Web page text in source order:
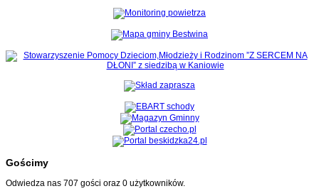
Gościmy
Odwiedza nas 707 gości oraz 0 użytkowników.